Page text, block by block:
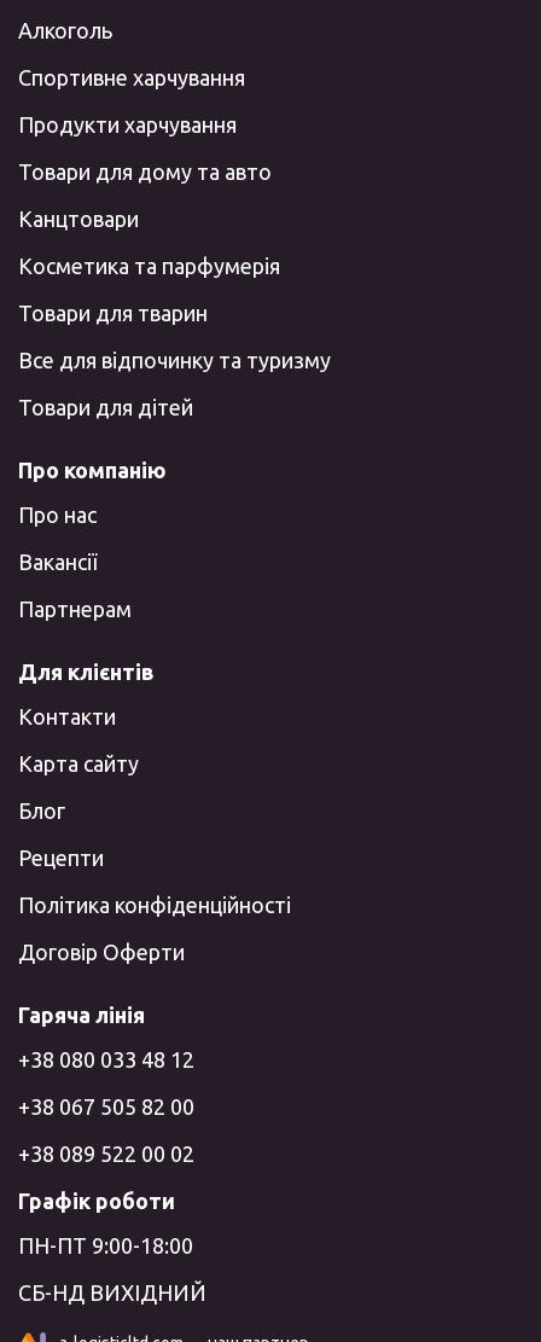
Алкоголь
Спортивне харчування
Продукти харчування
Товари для дому та авто
Канцтовари
Косметика та парфумерія
Товари для тварин
Все для відпочинку та туризму
Товари для дітей
Про компанію
Про нас
Вакансії
Партнерам
Для клієнтів
Контакти
Карта сайту
Блог
Рецепти
Політика конфіденційності
Договір Оферти
Гаряча лінія
+38 080 033 48 12
+38 067 505 82 00
+38 089 522 00 02
Графік роботи
ПН-ПТ 9:00-18:00
СБ-НД ВИХІДНИЙ